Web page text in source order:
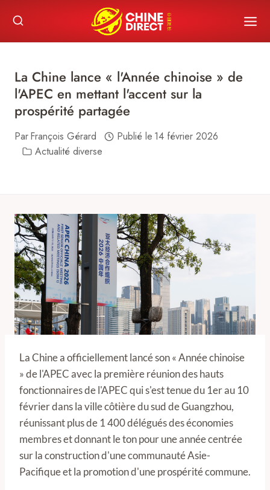
content
La Chine lance « l'Année chinoise » de
l'APEC en mettant l'accent sur la
prospérité partagée
ParFrançois Gérard Publié le 14 février 2026
Actualité diverse
La Chine a officiellement lancé son « Année chinoise
» de l'APEC avec la première réunion des hauts
fonctionnaires de l'APEC qui s'est tenue du 1er au 10
février dans la ville côtière du sud de Guangzhou,
réunissant plus de 1 400 délégués des économies
membres et donnant le ton pour une année centrée
sur la construction d'une communauté Asie-
Pacifique et la promotion d'une prospérité commune.